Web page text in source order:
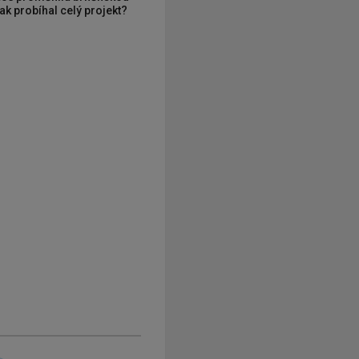
probíhal celý projekt?